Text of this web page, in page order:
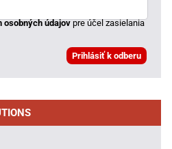
osobných údajovpre účel zasielania